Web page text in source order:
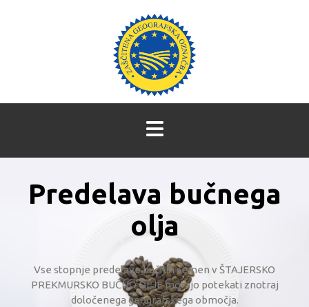
Predelava bučnega
olja
Vse stopnje predelave bučnih semen v ŠTAJERSKO
PREKMURSKO BUČNO OLJE morajo potekati znotraj
določenega geografskega območja.